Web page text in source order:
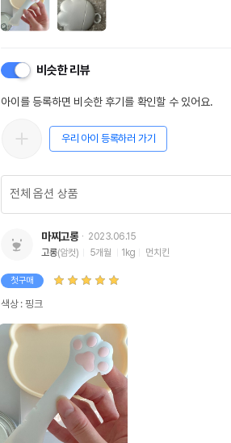
비슷한 리뷰
아이를 등록하면 비슷한 후기를 확인할 수 있어요.
우리 아이 등록하러 가기
마찌고롱
2023.06.15
고롱(암컷) 5개월 1kg 먼치킨
첫구매
색상 : 핑크